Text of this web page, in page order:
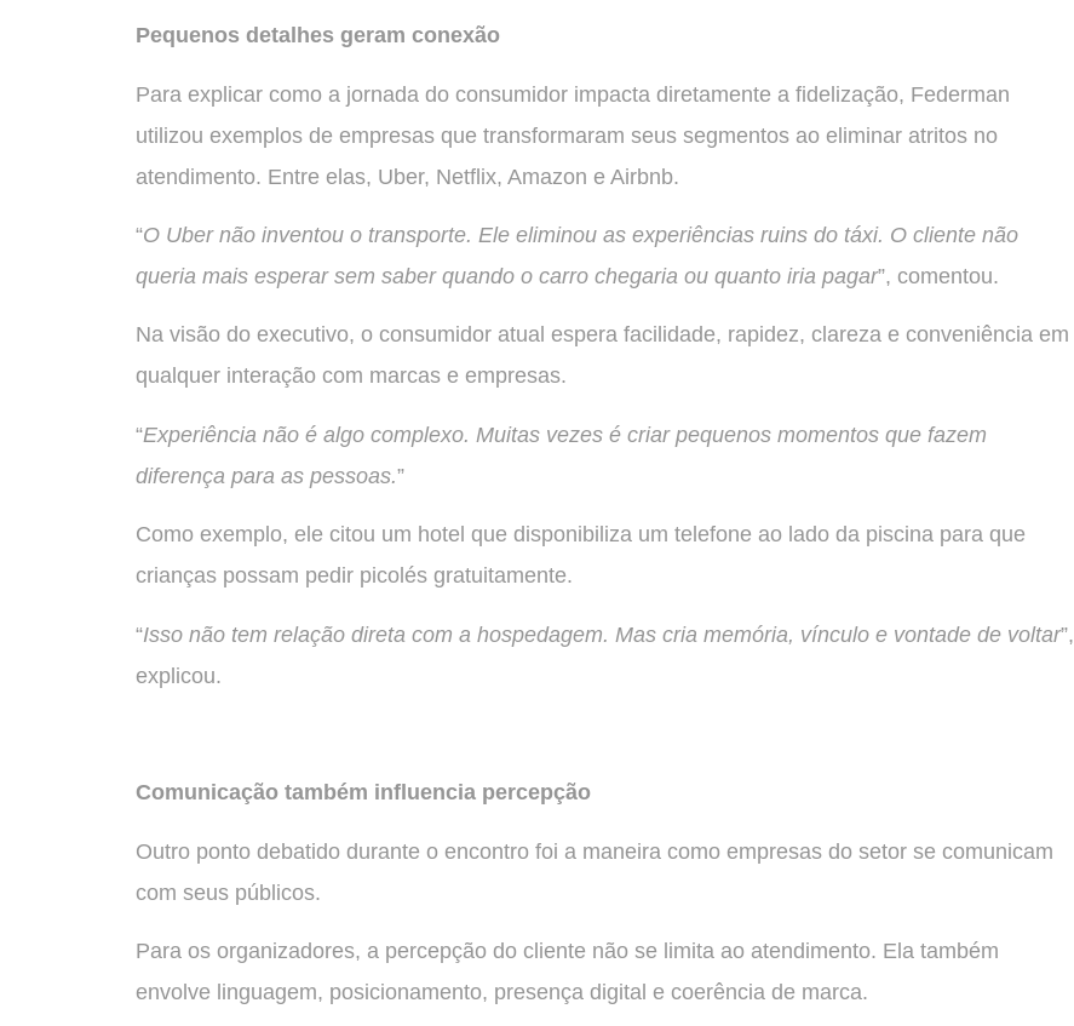
Pequenos detalhes geram conexão
Para explicar como a jornada do consumidor impacta diretamente a fidelização, Federman
utilizou exemplos de empresas que transformaram seus segmentos ao eliminar atritos no
atendimento. Entre elas, Uber, Netflix, Amazon e Airbnb.
“O Uber não inventou o transporte. Ele eliminou as experiências ruins do táxi. O cliente não
queria mais esperar sem saber quando o carro chegaria ou quanto iria pagar”, comentou.
Na visão do executivo, o consumidor atual espera facilidade, rapidez, clareza e conveniência em
qualquer interação com marcas e empresas.
“Experiência não é algo complexo. Muitas vezes é criar pequenos momentos que fazem
diferença para as pessoas.”
Como exemplo, ele citou um hotel que disponibiliza um telefone ao lado da piscina para que
crianças possam pedir picolés gratuitamente.
“Isso não tem relação direta com a hospedagem. Mas cria memória, vínculo e vontade de voltar”,
explicou.
Comunicação também influencia percepção
Outro ponto debatido durante o encontro foi a maneira como empresas do setor se comunicam
com seus públicos.
Para os organizadores, a percepção do cliente não se limita ao atendimento. Ela também
envolve linguagem, posicionamento, presença digital e coerência de marca.